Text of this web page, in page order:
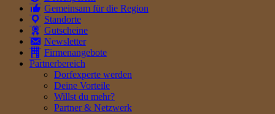
Gemeinsam für die Region
Standorte
Gutscheine
Newsletter
Firmenangebote
Partnerbereich
Dorfexperte werden
Deine Vorteile
Willst du mehr?
Partner & Netzwerk